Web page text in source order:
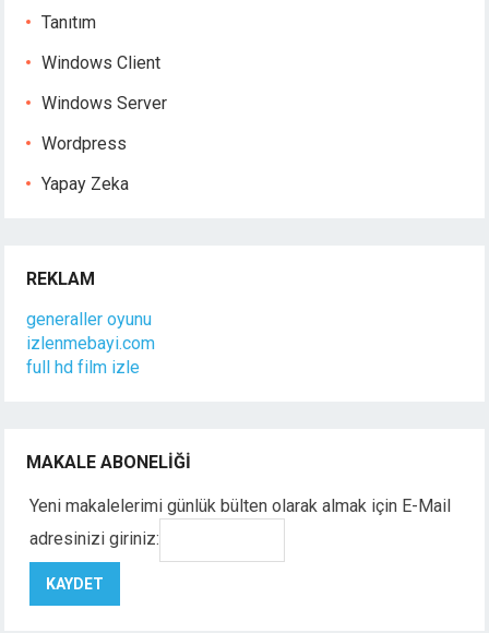
Tanıtım
Windows Client
Windows Server
Wordpress
Yapay Zeka
REKLAM
generaller oyunu
izlenmebayi.com
full hd film izle
MAKALE ABONELIĞI
Yeni makalelerimi günlük bülten olarak almak için E-Mail
adresinizi giriniz: